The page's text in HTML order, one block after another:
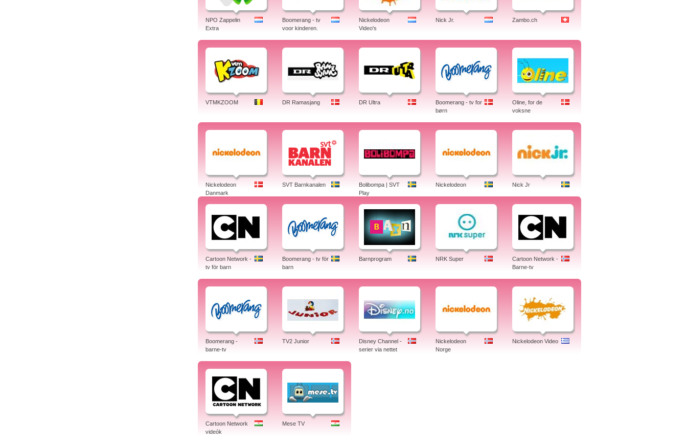
NPO Zappelin
Extra
Boomerang - tv
voor kinderen.
Nickelodeon
Video's
Nick Jr. Zambo.ch
VTMKZOOM DR Ramasjang DR Ultra
Boomerang - tv for
børn
Oline, for de
voksne
Nickelodeon
Danmark
SVT Barnkanalen
Bolibompa | SVT
Play
Nickelodeon Nick Jr
Cartoon Network -
tv för barn
Boomerang - tv för
barn
Barnprogram NRK Super
Cartoon Network -
Barne-tv
Boomerang -
barne-tv
TV2 Junior
Disney Channel -
serier via nettet
Nickelodeon
Norge
Nickelodeon Video
Cartoon Network
videók
Mese TV